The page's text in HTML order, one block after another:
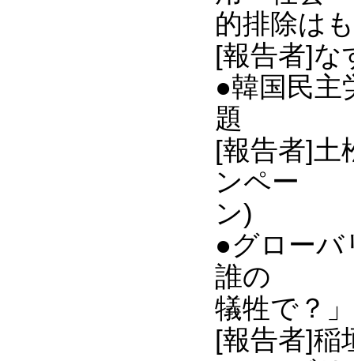
的排除は
[報告者]な
●韓国民主
題
[報告者]土
ンペー
ン)
●グローバ
誰の
犠牲で？」
[報告者]稲